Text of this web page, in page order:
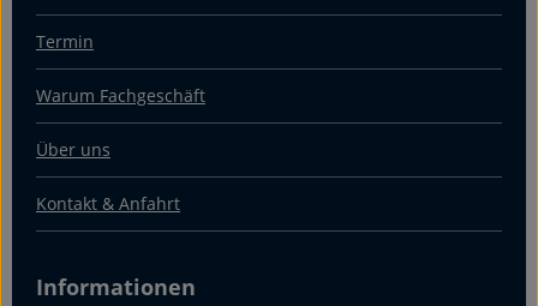
Termin
Warum Fachgeschäft
Über uns
Kontakt & Anfahrt
Informationen